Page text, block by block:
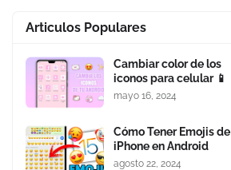
Articulos Populares
Cambiar color de los
iconos para celular 📱
mayo 16, 2024
Cómo Tener Emojis de
iPhone en Android
agosto 22, 2024